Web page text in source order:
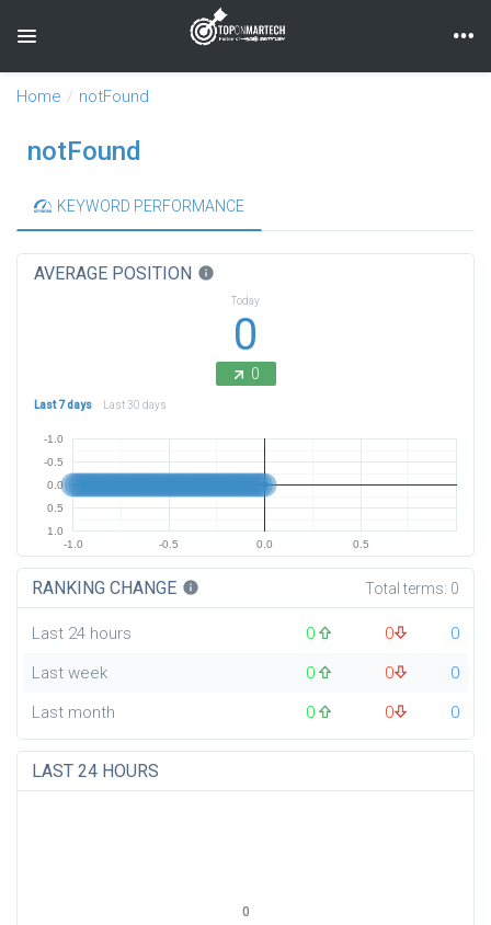
Toggle navigation
Home notFound
notFound
KEYWORD PERFORMANCE
AVERAGE POSITION info
Today
0
0
Last 7 days Last 30 days
-1.0 -0.5 0.0 0.5
-1.0
-0.5
0.0
0.5
1.0
RANKING CHANGE info Total terms: 0
Last 24 hours 0 0
0
Last week
0 0
0
Last month
0 0 0
LAST 24 HOURS
0